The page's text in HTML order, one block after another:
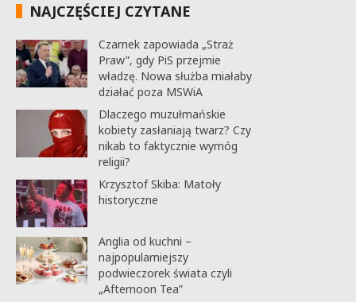
NAJCZĘŚCIEJ CZYTANE
Czarnek zapowiada „Straż
Praw”, gdy PiS przejmie
władzę. Nowa służba miałaby
działać poza MSWiA
Dlaczego muzułmańskie
kobiety zasłaniają twarz? Czy
nikab to faktycznie wymóg
religii?
Krzysztof Skiba: Matoły
historyczne
Anglia od kuchni –
najpopularniejszy
podwieczorek świata czyli
„Afternoon Tea”